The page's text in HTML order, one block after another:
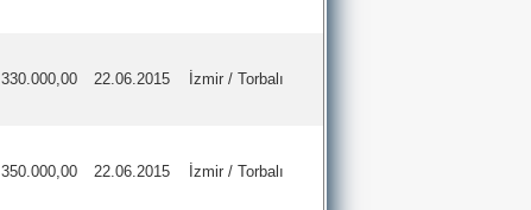
330.000,00 22.06.2015 İzmir / Torbalı
350.000,00 22.06.2015 İzmir / Torbalı